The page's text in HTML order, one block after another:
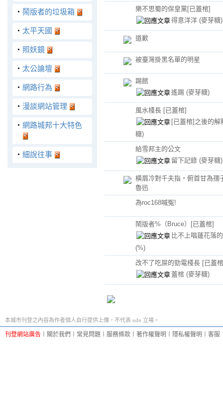
‧ 鬧版者的垃圾箱
‧ 太平天國
‧ 照妖鏡
‧ 太公論壇
‧ 網路行為
‧ 漫談網站管理
‧ 網路城邦十大特色
‧ 細說往事
樂不思蜀的保皇黨[已蓋棺]
得意洋洋 (麥芽糖)
道歉
被臺灣掛黑名單的明星
踢館
遙踢 (麥芽糖)
風水棧長 [已蓋棺]
[已蓋棺]之後的
糖)
給雪邦主的公文
留下記錄 (麥芽糖)
橫眉冷對千夫指，俯首甘為孺
魯迅
為roc168喊冤!
鬧版者%（Bruce）[已蓋棺]
比不上唱蓮花落
(%)
改不了吃屎的勁電棧長 [已蓋
蓋棺 (麥芽糖)
本城市刊登之內容為作者個人自行提供上傳，不代表 udn 立場。
刊登網站廣告 關於我們 常見問題 服務條款 著作權聲明 隱私權聲明 客服